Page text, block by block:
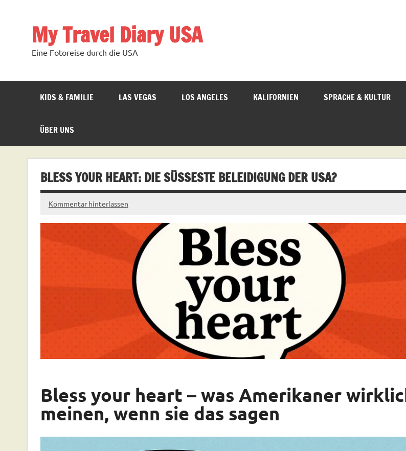
My Travel Diary USA
Eine Fotoreise durch die USA
KIDS & FAMILIE LAS VEGAS LOS ANGELES KALIFORNIEN SPRACHE & KULTUR
ÜBER UNS
BLESS YOUR HEART: DIE SÜSSESTE BELEIDIGUNG DER USA?
Kommentar hinterlassen
Bless your heart – was Amerikaner
meinen, wenn sie das sagen